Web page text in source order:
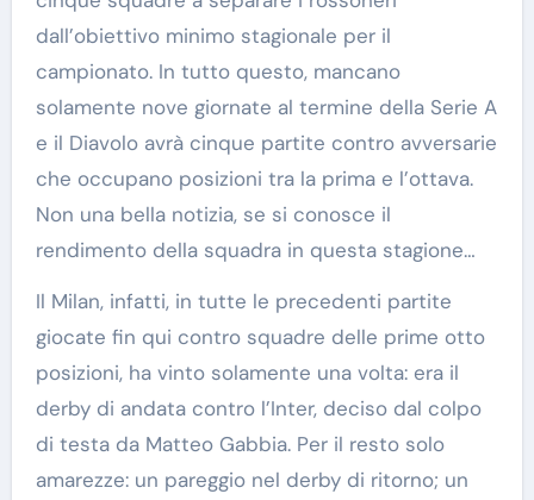
dall’obiettivo minimo stagionale per il
campionato. In tutto questo, mancano
solamente nove giornate al termine della Serie A
e il Diavolo avrà cinque partite contro avversarie
che occupano posizioni tra la prima e l’ottava.
Non una bella notizia, se si conosce il
rendimento della squadra in questa stagione…
Il Milan, infatti, in tutte le precedenti partite
giocate fin qui contro squadre delle prime otto
posizioni, ha vinto solamente una volta: era il
derby di andata contro l’Inter, deciso dal colpo
di testa da Matteo Gabbia. Per il resto solo
amarezze: un pareggio nel derby di ritorno; un